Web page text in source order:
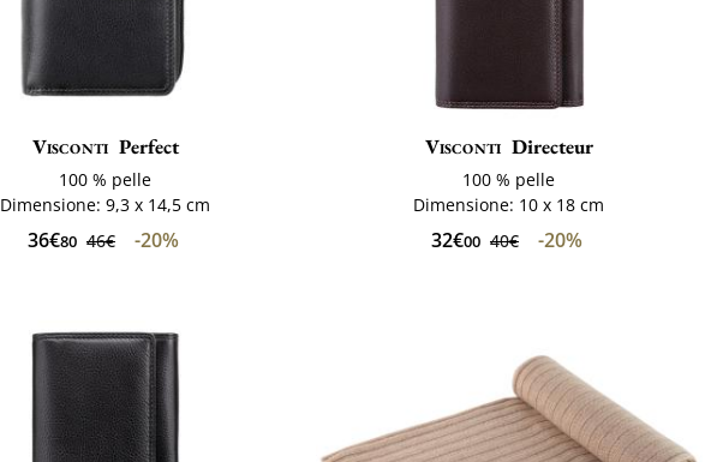
Visconti Perfect
100 % pelle
Dimensione: 9,3 x 14,5 cm
36€80 46€ -20%
Visconti Directeur
100 % pelle
Dimensione: 10 x 18 cm
32€00 40€ -20%